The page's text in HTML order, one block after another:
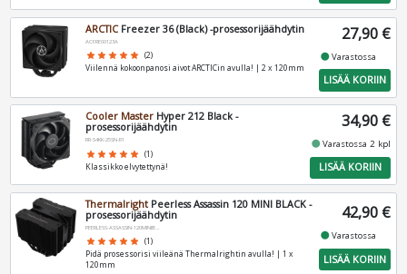
ARCTICFreezer 36 (Black) -prosessorijäähdytin
ACFRE00123A
star star star star star (2)
Viilennä kokoonpanosi aivot ARCTICin avulla! | 2 x 120mm
27,90 €
fiber_manual_recordVarastossa
LISÄÄ KORIIN
Cooler Master Hyper 212 Black -
prosessorijäähdytin
RR-S4KK-25SN-R1
star star star star star (1)
Klassikko elvytettynä!
34,90 €
fiber_manual_recordVarastossa 2 kpl
LISÄÄ KORIIN
Thermalright Peerless Assassin 120 MINI BLACK -
prosessorijäähdytin
PEERLESS-ASSASSIN-120MINIBLACK
star star star star star (1)
Pidä prosessorisi viileänä Thermalrightin avulla! | 1 x
120mm
42,90 €
fiber_manual_recordVarastossa
LISÄÄ KORIIN